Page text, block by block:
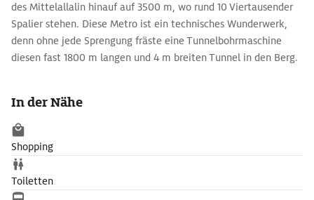
des Mittelallalin hinauf auf 3500 m, wo rund 10 Viertausender
Spalier stehen. Diese Metro ist ein technisches Wunderwerk,
denn ohne jede Sprengung fräste eine Tunnelbohrmaschine
diesen fast 1800 m langen und 4 m breiten Tunnel in den Berg.
in einer Stunde). Nebenan geht es in den größten Eispavillon
der Welt, wo das Innenleben des Gletschers hautnah vermittelt
wird und Eisskulpturen ausgestellt sind.
In der Nähe
Shopping
Toiletten